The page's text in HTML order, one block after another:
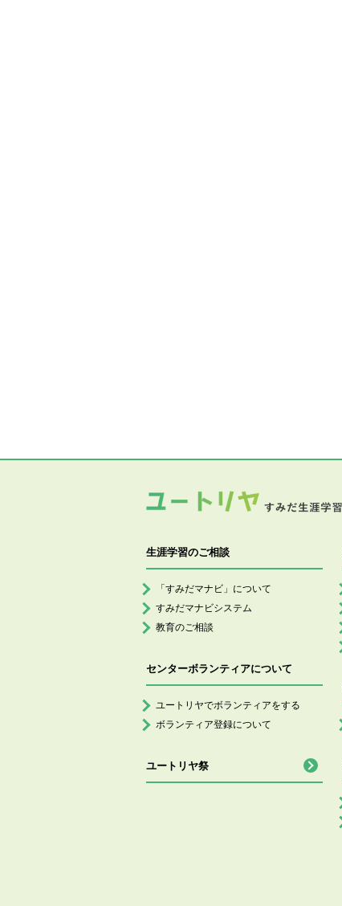
生涯学習のご相談
「すみだマナビ」について
すみだマナビシステム
教育のご相談
センターボランティアについて
ユートリヤでボランティアをする
ボランティア登録について
ユートリヤ祭